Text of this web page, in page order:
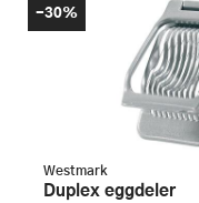
Westmark
Duplex eggdeler
-30%